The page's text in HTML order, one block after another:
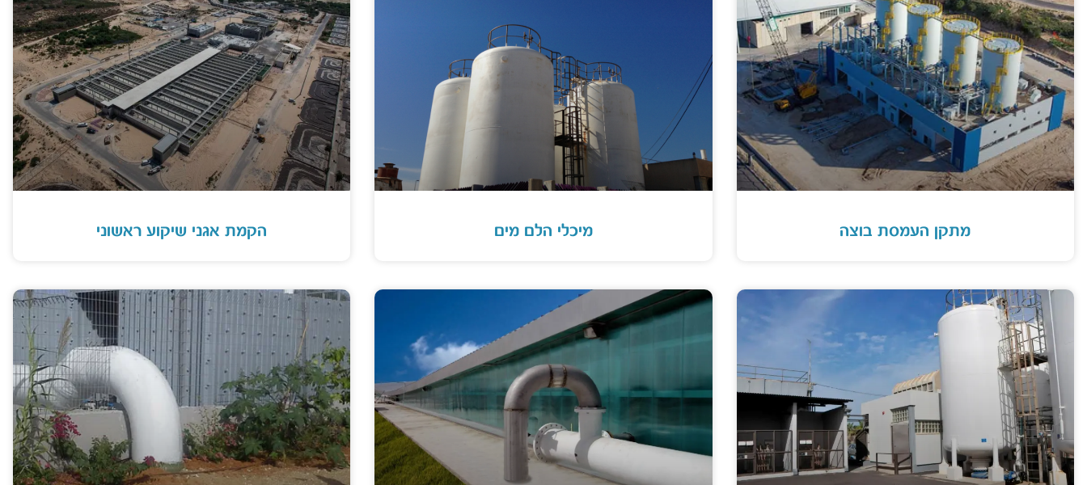
מתקן העמסת בוצה מיכלי הלם מים הקמת אגני שיקוע ראשוני